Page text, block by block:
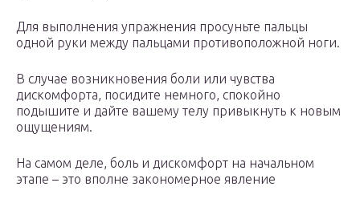
Для выполнения упражнения просуньте пальцы
одной руки между пальцами противоположной ноги.
В случае возникновения боли или чувства
дискомфорта, посидите немного, спокойно
подышите и дайте вашему телу привыкнуть к новым
ощущениям.
На самом деле, боль и дискомфорт на начальном
этапе – это вполне закономерное явление